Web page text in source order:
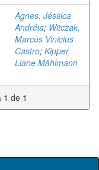
Agnes, Jéssica
Andréia; Witczak,
Marcus Vinicius
Castro; Kipper,
Liane Mählmann
de 1